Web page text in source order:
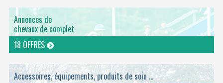
Annonces de
chevaux de complet
18 OFFRES
Accessoires, équipements, produits de soin ...